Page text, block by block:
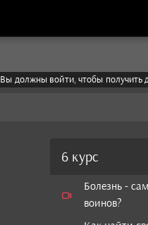
Вы должны войти, чтобы получить
6 курс
Болезнь -
воинов?